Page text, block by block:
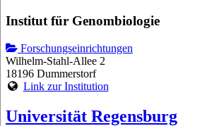
Institut für Genombiologie
Forschungseinrichtungen
Wilhelm-Stahl-Allee 2
18196 Dummerstorf
Link zur Institution
Universität Regensburg